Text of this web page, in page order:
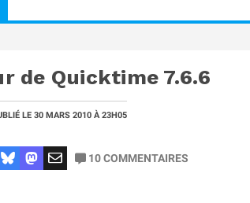
de Quicktime 7.6.6
LE 30 MARS 2010 À 23H05
10COMMENTAIRES